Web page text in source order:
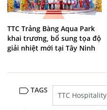
TTC Trảng Bàng Aqua Park
khai trương, bổ sung tọa độ
giải nhiệt mới tại Tây Ninh
TAGS
TTC Hospitality